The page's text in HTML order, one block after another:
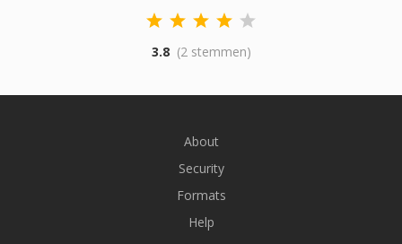
3.8 (2 stemmen)
About
Security
Formats
Help